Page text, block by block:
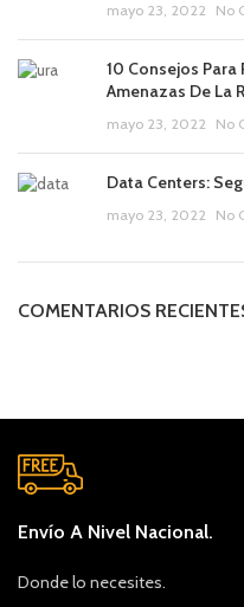
mayo 23, 2022 No
10 Consejos Para
Amenazas De La
mayo 23, 2022 No
Data Centers:
mayo 23, 2022 No
COMENTARIOS
Envío A Nivel Nacional.
Donde lo necesites.